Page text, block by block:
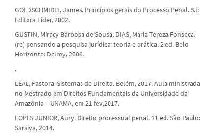
GOLDSCHMIDIT, James. Princípios gerais do Processo Penal. S.l:
Editora Líder, 2002.
GUSTIN, Miracy Barbosa de Sousa; DIAS, Maria Tereza Fonseca.
(re) pensando a pesquisa jurídica: teoria e prática. 2 ed. Belo
Horizonte: Delrey, 2006.
.
LEAL, Pastora. Sistemas de Direito. Belém, 2017. Aula ministrada
no Mestrado em Direitos Fundamentais da Universidade da
Amazônia – UNAMA, em 21 fev,2017.
LOPES JUNIOR, Aury. Direito processual penal. 11 ed. São Paulo:
Saraiva, 2014.